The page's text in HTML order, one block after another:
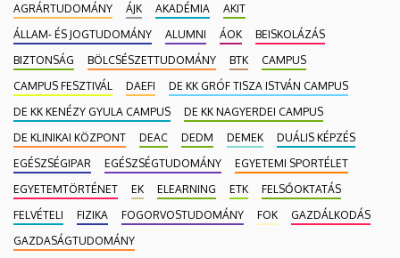
AGRÁRTUDOMÁNY ÁJK AKADÉMIA
AKIT
ÁLLAM- ÉS JOGTUDOMÁNY
ALUMNI ÁOK
BEISKOLÁZÁS
BIZTONSÁG
BÖLCSÉSZETTUDOMÁNY BTK
CAMPUS
CAMPUS FESZTIVÁL
DAEFI
DE KK GRÓF TISZA ISTVÁN CAMPUS
DE KK KENÉZY GYULA CAMPUS
DE KK NAGYERDEI CAMPUS
DE KLINIKAI KÖZPONT
DEAC DEDM DEMEK
DUÁLIS KÉPZÉS
EGÉSZSÉGIPAR
EGÉSZSÉGTUDOMÁNY
EGYETEMI SPORTÉLET
EGYETEMTÖRTÉNET
EK ELEARNING ETK
FELSŐOKTATÁS
FELVÉTELI
FIZIKA FOGORVOSTUDOMÁNY FOK
GAZDÁLKODÁS
GAZDASÁGTUDOMÁNY